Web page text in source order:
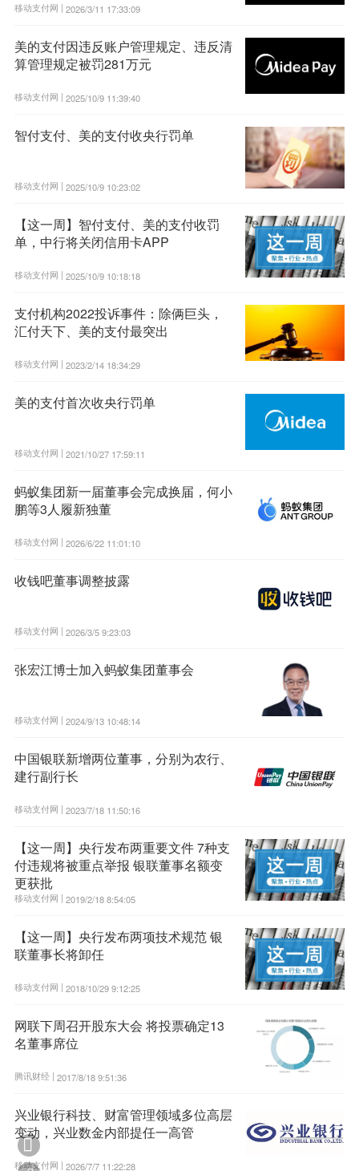
移动支付网 | 2026/3/11 17:33:09
美的支付因违反账户管理规定、违反清
算管理规定被罚281万元
移动支付网 | 2025/10/9 11:39:40
智付支付、美的支付收央行罚单
移动支付网 | 2025/10/9 10:23:02
【这一周】智付支付、美的支付收罚
单，中行将关闭信用卡APP
移动支付网 | 2025/10/9 10:18:18
支付机构2022投诉事件：除俩巨头，
汇付天下、美的支付最突出
移动支付网 | 2023/2/14 18:34:29
美的支付首次收央行罚单
移动支付网 | 2021/10/27 17:59:11
蚂蚁集团新一届董事会完成换届，何小
鹏等3人履新独董
移动支付网 | 2026/6/22 11:01:10
收钱吧董事调整披露
移动支付网 | 2026/3/5 9:23:03
张宏江博士加入蚂蚁集团董事会
移动支付网 | 2024/9/13 10:48:14
中国银联新增两位董事，分别为农行、
建行副行长
移动支付网 | 2023/7/18 11:50:16
【这一周】央行发布两重要文件 7种支
付违规将被重点举报 银联董事名额变
更获批
移动支付网 | 2019/2/18 8:54:05
【这一周】央行发布两项技术规范 银
联董事长将卸任
移动支付网 | 2018/10/29 9:12:25
网联下周召开股东大会 将投票确定13
名董事席位
腾讯财经 | 2017/8/18 9:51:36
兴业银行科技、财富管理领域多位高层
变动，兴业数金内部提任一高管
移动支付网 | 2026/7/7 11:22:28
